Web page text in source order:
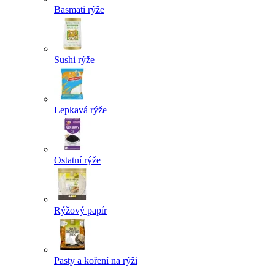
Basmati rýže
Sushi rýže
Lepkavá rýže
Ostatní rýže
Rýžový papír
Pasty a koření na rýži